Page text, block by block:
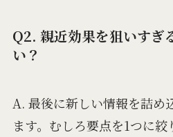
Q2. 親近効果を狙いすぎ
い？
A. 最後に新しい情報を詰め
ます。むしろ要点を1つに